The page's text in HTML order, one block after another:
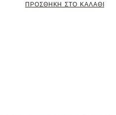
ΠΡΟΣΘΗΚΗ ΣΤΟ ΚΑΛΑΘΙ